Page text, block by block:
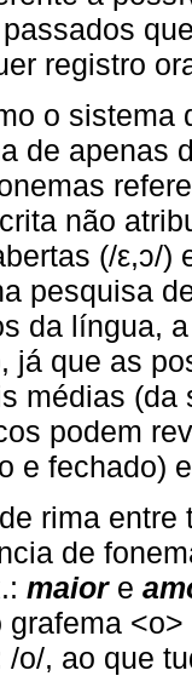
registro
o sistema
de apenas
não
(/ε,ɔ/)
pesquisa
da língua,
já que as
médias
podem
e fechado)
rima
de
maior e
grafema
/o/, ao que